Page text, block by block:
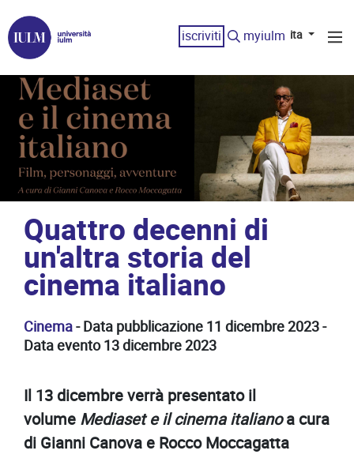
iscriviti myiulm ita
Quattro decenni di
un'altra storia del
cinema italiano
Cinema- Data pubblicazione 11 dicembre 2023 -
Data evento 13 dicembre 2023
Il 13 dicembre verrà presentato il
volume Mediaset e il cinema italianoa cura
di Gianni Canova e Rocco Moccagatta